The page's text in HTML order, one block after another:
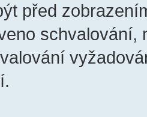
před
schvalování,